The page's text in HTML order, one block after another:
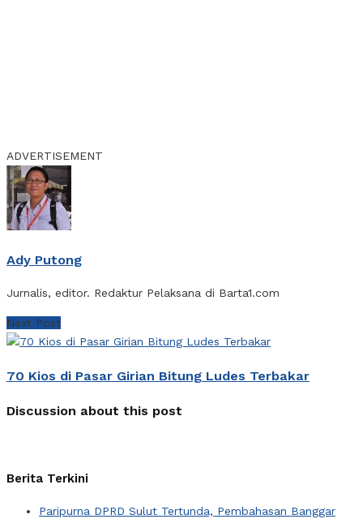
ADVERTISEMENT
Ady Putong
Jurnalis, editor. Redaktur Pelaksana di Barta1.com
Next Post
70 Kios di Pasar Girian Bitung Ludes Terbakar
Discussion about this post
Berita Terkini
Paripurna DPRD Sulut Tertunda, Pembahasan Banggar